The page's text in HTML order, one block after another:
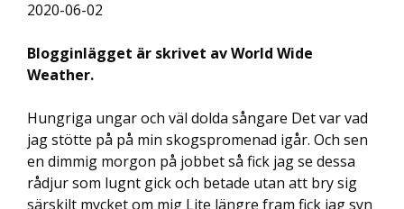
2020-06-02
Blogginlägget är skrivet av World Wide
Weather.
Hungriga ungar och väl dolda sångare Det var vad
jag stötte på på min skogspromenad igår. Och sen
en dimmig morgon på jobbet så fick jag se dessa
rådjur som lugnt gick och betade utan att bry sig
särskilt mycket om mig Lite längre fram fick jag syn